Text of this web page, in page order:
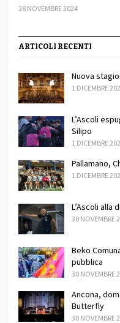
28 NOVEMBRE 2024
ARTICOLI RECENTI
Nuova
1 DICEMBRE
L’Ascoli
Silipo
1 DICEMBRE
Pallamano,
1 DICEMBRE
L’Ascoli alla
30 NOVEMBRE
Beko
pubblica
30 NOVEMBRE
Ancona,
Butterfly
30 NOVEMBRE